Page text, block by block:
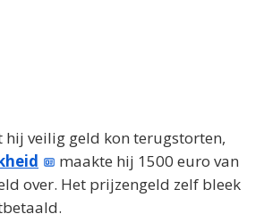
hij veilig geld kon terugstorten,
maakte hij 1500 euro van
over. Het prijzengeld zelf bleek